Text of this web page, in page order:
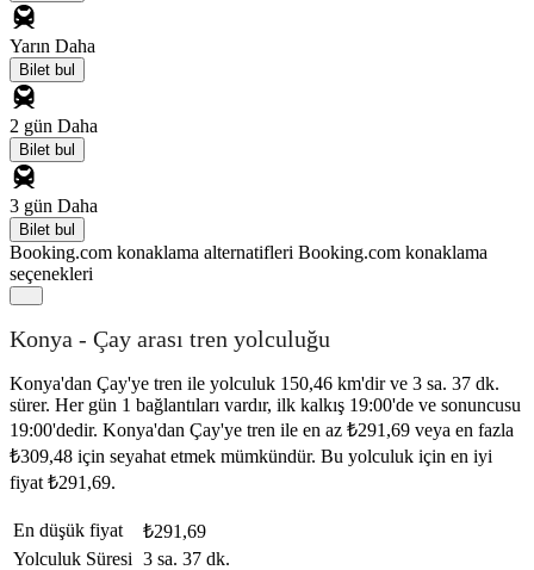
Yarın Daha
Bilet bul
2 gün Daha
Bilet bul
3 gün Daha
Bilet bul
Booking.com konaklama alternatifleri Booking.com konaklama
seçenekleri
Konya - Çay arası tren yolculuğu
Konya'dan Çay'ye tren ile yolculuk 150,46 km'dir ve 3 sa. 37 dk.
sürer. Her gün 1 bağlantıları vardır, ilk kalkış 19:00'de ve sonuncusu
19:00'dedir. Konya'dan Çay'ye tren ile en az ₺291,69 veya en fazla
₺309,48 için seyahat etmek mümkündür. Bu yolculuk için en iyi
fiyat ₺291,69.
En düşük fiyat
₺291,69
Yolculuk Süresi 3 sa. 37 dk.